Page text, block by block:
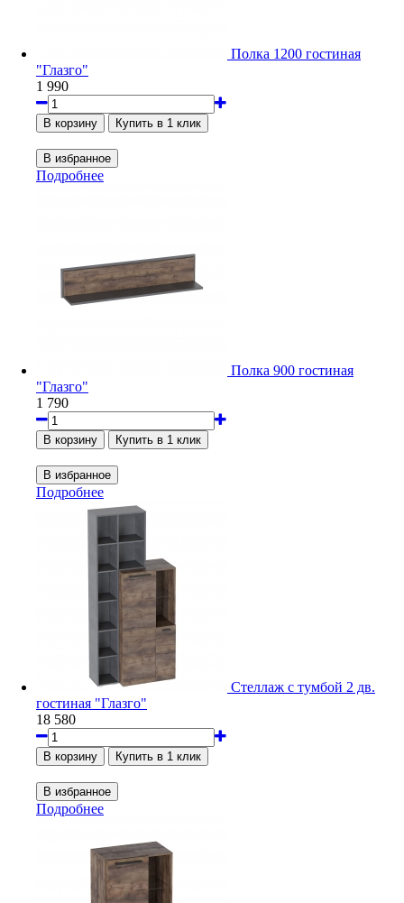
Полка 1200 гостиная
"Глазго"
1 990
Подробнее
Полка 900 гостиная
"Глазго"
1 790
Подробнее
Стеллаж с тумбой 2 дв.
гостиная "Глазго"
18 580
Подробнее